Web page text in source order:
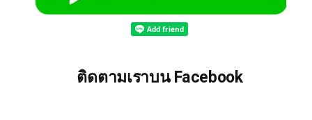
ติดตามเราบน Facebook